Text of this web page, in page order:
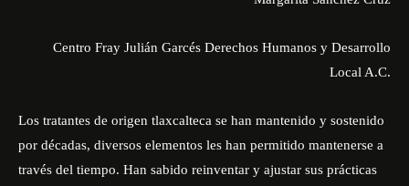
Centro Fray Julián Garcés Derechos Humanos y Desarrollo
Local A.C.
Los tratantes de origen tlaxcalteca se han mantenido y sostenido
por décadas, diversos elementos les han permitido mantenerse a
través del tiempo. Han sabido reinventar y ajustar sus prácticas